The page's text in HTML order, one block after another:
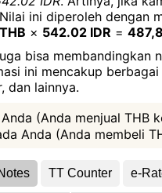
ini diperoleh dengan
× 542.02 IDR =
bisa membandingkan
ini mencakup
dan lainnya.
(Anda menjual THB
Anda (Anda membeli
TT Counter e-